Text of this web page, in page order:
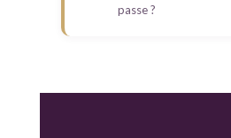
passe ?